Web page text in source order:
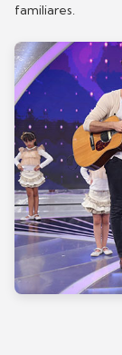
familiares.